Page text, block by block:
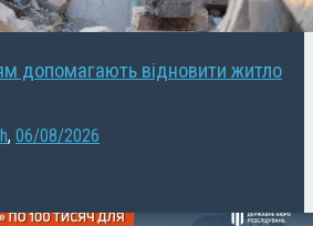
допомагають відновити житло
, 06/08/2026